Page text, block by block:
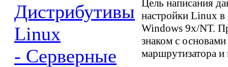
Дистрибутивы
Linux
- Серверные
Цель написания
настройки Linux в
Windows 9x/NT.
знаком с
маршрутизатора и